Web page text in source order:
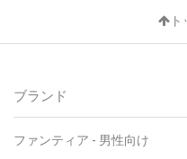
ト
ブランド
ファンティア - 男性向け